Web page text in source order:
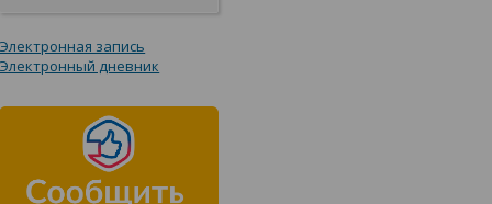
Электронная запись
Электронный дневник